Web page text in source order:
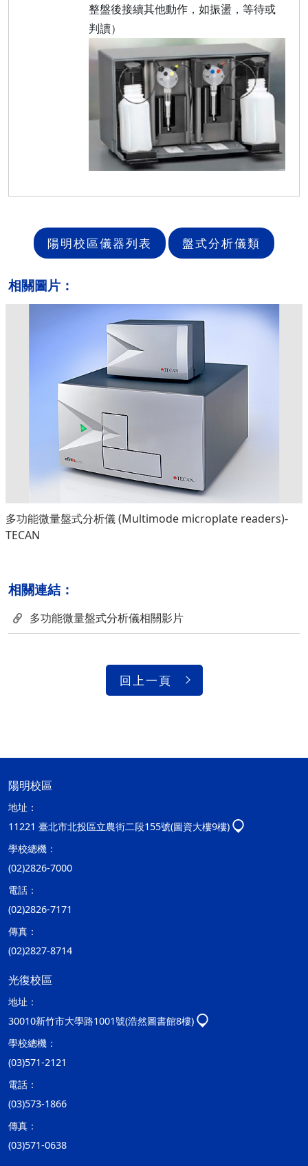
整盤後接續其他動作，如振盪，等待或
判讀）
陽明校區儀器列表 盤式分析儀類
相關圖片：
多功能微量盤式分析儀 (Multimode microplate readers)-
TECAN
相關連結：
多功能微量盤式分析儀相關影片
回上一頁
陽明校區
地址：
11221 臺北市北投區立農街二段155號(圖資大樓9樓)
學校總機：
(02)2826-7000
電話：
(02)2826-7171
傳真：
(02)2827-8714
光復校區
地址：
30010新竹市大學路1001號(浩然圖書館8樓)
學校總機：
(03)571-2121
電話：
(03)573-1866
傳真：
(03)571-0638